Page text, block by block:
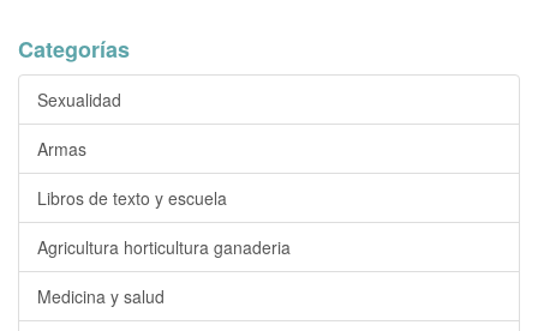
Categorías
Sexualidad
Armas
Libros de texto y escuela
Agricultura horticultura ganaderia
Medicina y salud